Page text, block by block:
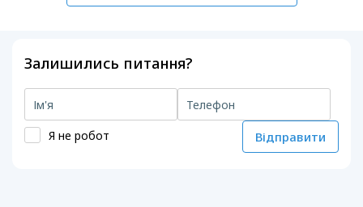
Залишились питання?
Я не робот Відправити